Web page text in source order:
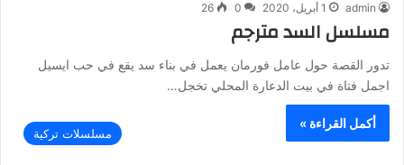
admin 1 أبريل، 2020 0
26
مسلسل السد مترجم
تدور القصة حول عامل فورمان يعمل في بناء سد يقع في حب ايسيل
اجمل فتاة في بيت الدعارة المحلي تخجل…
أكمل القراءة »
مسلسلات تركية